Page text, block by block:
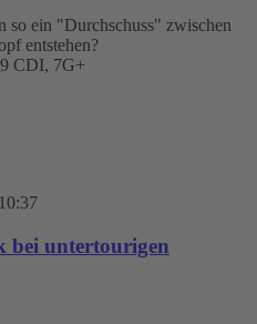
so ein "Durchschuss" zwischen
entstehen?
CDI, 7G+
bei untertourigen